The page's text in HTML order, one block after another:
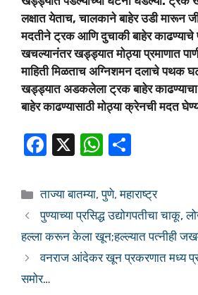
लक्षात येताच, चालकाने बाहेर उडी मारून
मदतीने ट्रक आणि दुचाकी बाहेर
खचल्यानंतर खड्ड्यात मोठ्या प्रमाणात
माहिती मिळताच अग्निशमन दलाचे पथक
खड्ड्यात अडकलेला ट्रक बाहेर
बाहेर काढण्यासाठी मोठ्या क्रेनची मदत
F
c
e
b
o
o
X
W
at
s
A
p
ar
e
ताज्या बातम्या,पुणे,महाराष्ट्र
पुण्याच्या प्रसिद्ध उद्योगपतीचा चाकू,
हल्ला करून केला खून;हल्ल्यात पत्नीही
वनराज आंदेकर खून प्रकरणात मध्य
समोर…